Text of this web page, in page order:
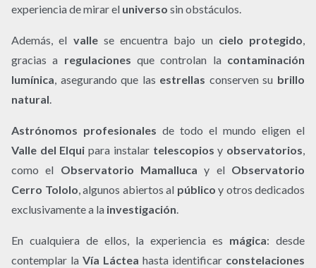
experiencia de mirar el universo sin obstáculos.
Además, el vallese encuentra bajo un cielo protegido,
gracias a regulaciones que controlan la contaminación
lumínica, asegurando que las estrellas conserven su brillo
natural.
Astrónomos profesionales de todo el mundo eligen el
Valle del Elqui para instalar telescopios y observatorios,
como el Observatorio Mamalluca y el Observatorio
Cerro Tololo, algunos abiertos al público y otros dedicados
exclusivamente a la investigación.
En cualquiera de ellos, la experiencia es mágica: desde
contemplar la Vía Láctea hasta identificar constelaciones